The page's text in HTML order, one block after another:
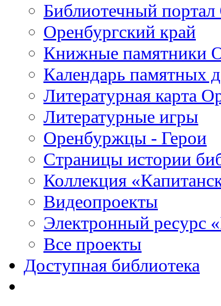
Библиотечный портал
Оренбургский край
Книжные памятники
Календарь памятных
Литературная карта
Литературные игры
Оренбуржцы - Герои
Страницы истории
Коллекция
Видеопроекты
Электронный ресурс
Все проекты
Доступная библиотека